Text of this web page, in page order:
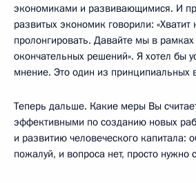
экономиками и развивающимися. И
развитых экономик говорили: «Хватит
пролонгировать. Давайте мы в
окончательных решений». Я хотел бы
мнение. Это один из принципиальных
Теперь дальше. Какие меры Вы
эффективными по созданию новых
и развитию человеческого капитала:
пожалуй, и вопроса нет, просто нужно